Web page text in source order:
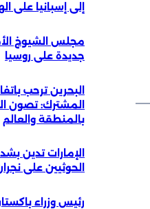
إلى إسبانيا على
مجلس الشيوخ
جديدة على روسيا
البحرين ترحب
المشترك: تصون
بالمنطقة والعالم
الإمارات تدين
الحوثيين على
رئيس وزراء